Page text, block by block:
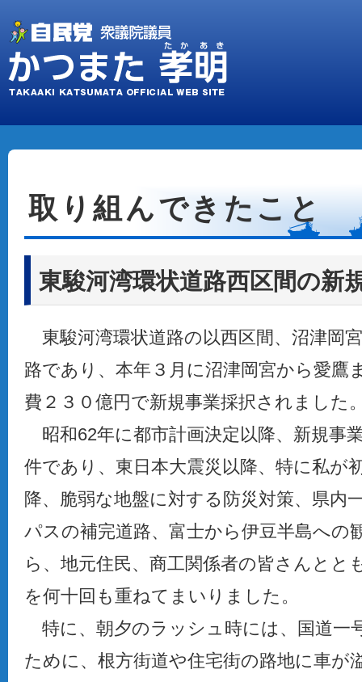
取り組んできたこと
東駿河湾環状道路西区間の新
東駿河湾環状道路の以西区間、沼津岡
路であり、本年３月に沼津岡宮から愛鷹
費２３０億円で新規事業採択されました
昭和62年に都市計画決定以降、新規事
件であり、東日本大震災以降、特に私が
降、脆弱な地盤に対する防災対策、県内
パスの補完道路、富士から伊豆半島への
ら、地元住民、商工関係者の皆さんとと
を何十回も重ねてまいりました。
特に、朝夕のラッシュ時には、国道一
ために、根方街道や住宅街の路地に車が